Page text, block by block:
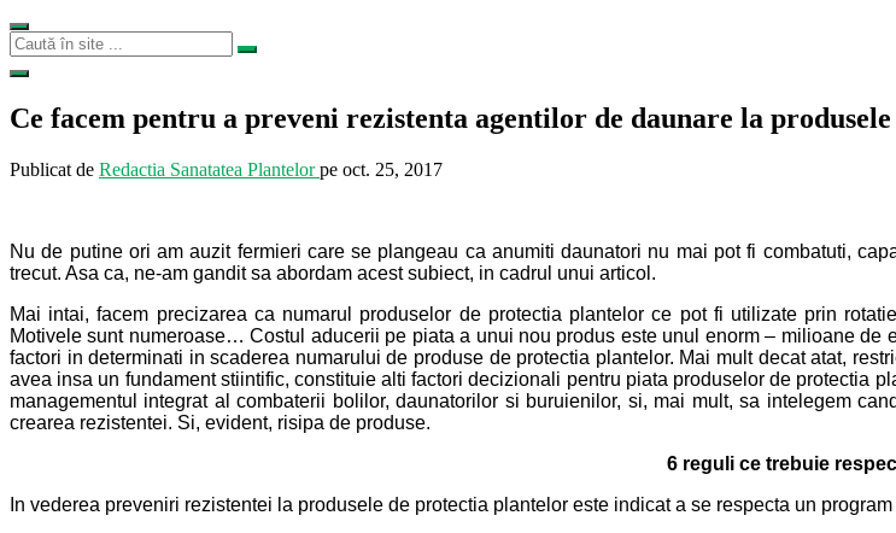
Ce facem pentru a preveni rezistenta agentilor de daunare la
Publicat de Redactia Sanatatea Plantelorpe oct. 25, 2017
Nu de putine ori am auzit fermieri care se plangeau ca anumiti daunatori nu mai pot fi combatuti,
trecut. Asa ca, ne-am gandit sa abordam acest subiect, in cadrul unui articol.
Mai intai, facem precizarea ca numarul produselor de protectia plantelor ce pot fi utilizate prin
Motivele sunt numeroase…Costul aducerii pe piata a unui nou produs este unul enorm – milioane
factori in determinati in scaderea numarului de produse de protectia plantelor. Mai mult decat atat,
avea insa un fundament stiintific, constituie alti factori decizionali pentru piata produselor de protectia
managementul integrat al combaterii bolilor, daunatorilor si buruienilor, si, mai mult, sa intelegem
crearea rezistentei. Si, evident, risipa de produse.
6 reguli ce trebuie
In vederea preveniri rezistentei la produsele de protectia plantelor este indicat a se respecta un